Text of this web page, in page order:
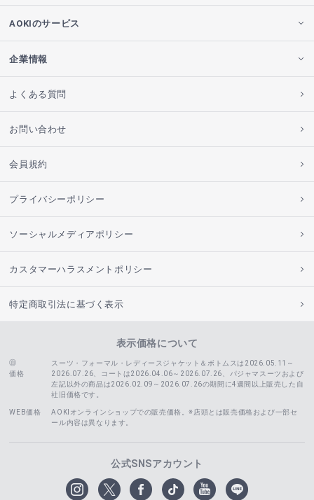
AOKIのサービス
企業情報
よくある質問
お問い合わせ
会員規約
プライバシーポリシー
ソーシャルメディアポリシー
カスタマーハラスメントポリシー
特定商取引法に基づく表示
表示価格について
価格
スーツ・フォーマル・レディースジャケット＆ボトムスは2026.05.11～
2026.07.26、コートは2026.04.06～2026.07.26、 パジャマスーツおよび
左記以外の商品は2026.02.09～2026.07.26の期間に4週間以上販売した自
社旧価格です。
WEB価格
AOKIオンラインショップでの販売価格。※店頭とは販売価格および一部セ
ール内容は異なります。
公式SNSアカウント